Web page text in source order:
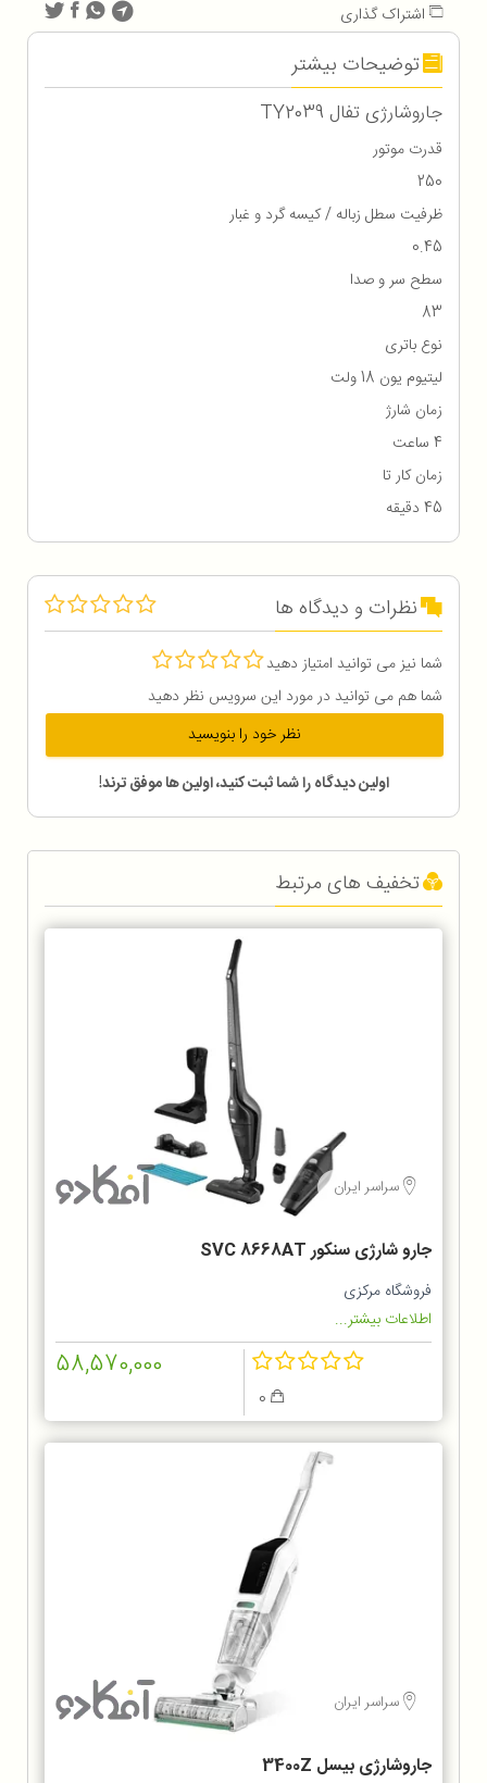
اشتراک گذاری
توضیحات بیشتر
جاروشارژی تفال TY2039
قدرت موتور
250
ظرفیت سطل زباله / کیسه گرد و غبار
0.45
سطح سر و صدا
83
نوع باتری
لیتیوم یون 18 ولت
زمان شارژ
4 ساعت
زمان کار تا
45 دقیقه
نظرات و دیدگاه ها
شما نیز می توانید امتیاز دهید
شما هم می توانید در مورد این سرویس نظر دهید
نظر خود را بنویسید
اولین دیدگاه را شما ثبت کنید، اولین ها موفق ترند!
تخفیف های مرتبط
سراسر ایران
جارو شارژی سنکور SVC 8668AT
فروشگاه مرکزی
اطلاعات بیشتر...
58,570,000
سراسر ایران
جاروشارژی بیسل 3400Z